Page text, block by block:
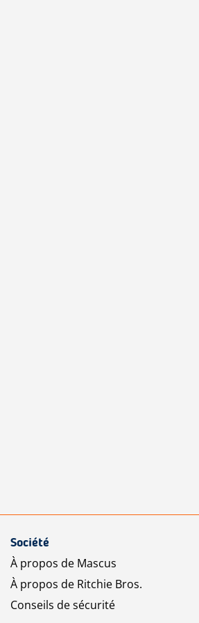
Société
À propos de Mascus
À propos de Ritchie Bros.
Conseils de sécurité